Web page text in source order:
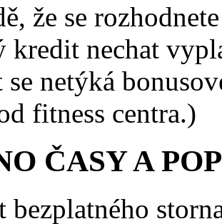
že se
kredit nechat
se netýká
fitness centra.)
ČASY A
bezplatného